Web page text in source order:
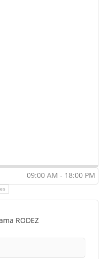
09:00 AM - 18:00 PM
RODEZ